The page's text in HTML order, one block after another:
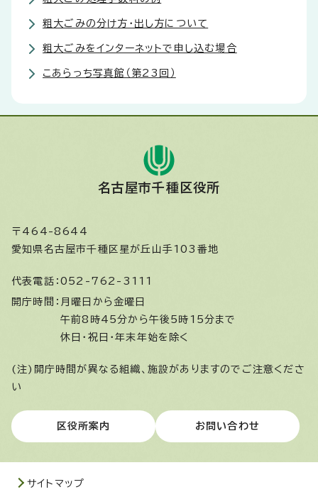
粗大ごみの分け方・出し方について
粗大ごみをインターネットで申し込む場合
こあらっち写真館（第23回）
名古屋市千種区役所
〒464-8644
愛知県名古屋市千種区星が丘山手103番地
代表電話： 052-762-3111
開庁時間： 月曜日から金曜日
午前8時45分から午後5時15分まで
休日・祝日・年末年始を除く
(注)開庁時間が異なる組織、施設がありますのでご注意くださ
い
区役所案内 お問い合わせ
サイトマップ